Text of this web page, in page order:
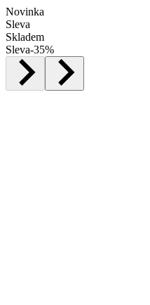
Novinka
Sleva
Skladem
Sleva-35%